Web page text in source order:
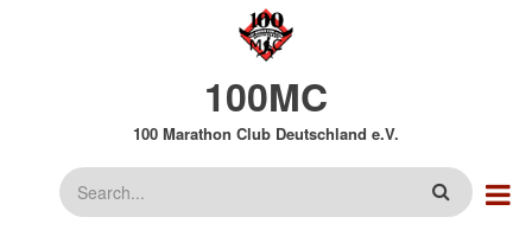
100MC
100 Marathon Club Deutschland e.V.
Suche